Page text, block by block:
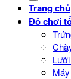
Trang chủ
Đồ chơi